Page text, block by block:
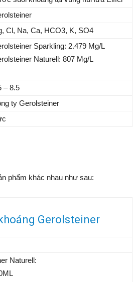
Cl, Na, Ca, HCO3, K, SO4
Sparkling: 2.479 Mg/L
Naturell: 807 Mg/L
– 8.5
ty Gerolsteiner
phẩm khác nhau như sau:
Gerolsteiner
Naturell: